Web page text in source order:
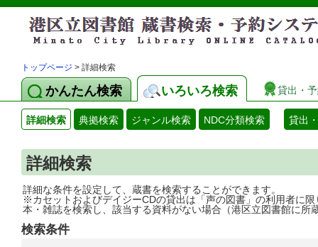
トップページ > 詳細検索
かんたん検索 いろいろ検索 貸出・
詳細検索 典拠検索 ジャンル検索 NDC分類検索 貸出
詳細検索
詳細な条件を設定して、蔵書を検索することができます。
※カセットおよびデイジーCDの貸出は「声の図書」の利用者に限
本・雑誌を検索し、該当する資料がない場合（港区立図書館に所
検索条件